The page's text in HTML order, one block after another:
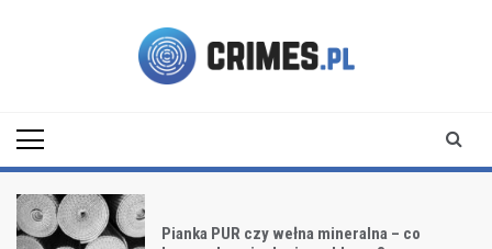
Pianka PUR czy wełna mineralna – co